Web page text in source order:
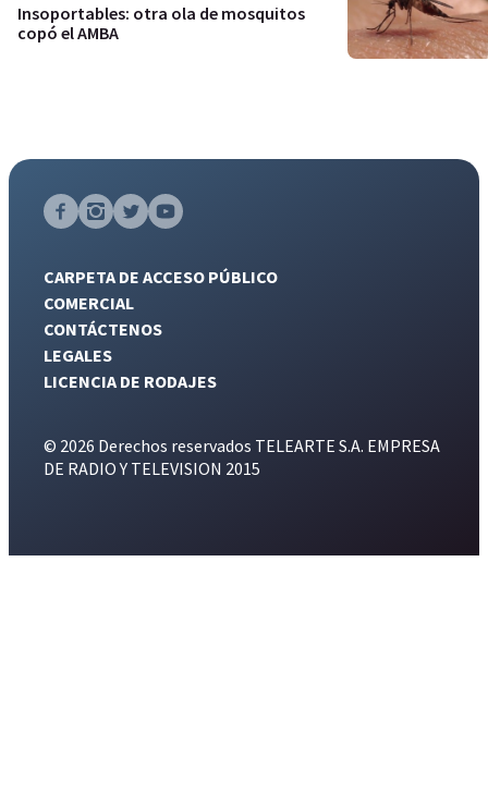
Insoportables: otra ola de mosquitos
copó el AMBA
CARPETA DE ACCESO PÚBLICO
COMERCIAL
CONTÁCTENOS
LEGALES
LICENCIA DE RODAJES
© 2026 Derechos reservados TELEARTE S.A. EMPRESA
DE RADIO Y TELEVISION 2015